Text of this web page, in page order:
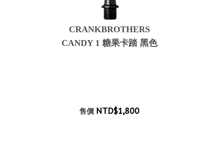
CRANKBROTHERS
CANDY 1 糖果卡踏 黑色
售價 NTD$1,800